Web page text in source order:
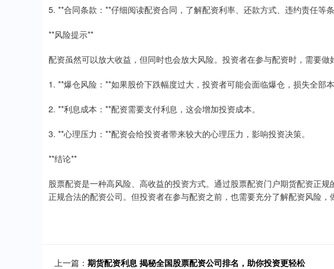
5. **合同条款：**仔细阅读配资合同，了解配资利率、还款方式、违约责任等条
**风险提示**
配资虽然可以放大收益，但同时也会放大风险。投资者在参与配资时，需要做
1. **爆仓风险：**如果股价下跌幅度过大，投资者可能会面临爆仓，损失全部本
2. **利息成本：**配资需要支付利息，这会增加投资成本。
3. **心理压力：**配资会给投资者带来较大的心理压力，影响投资决策。
**结论**
股票配资是一种高风险、高收益的投资方式。通过股票配资门户期货配资正
正规合法的配资公司。但投资者在参与配资之前，也需要充分了解配资风险，
上一篇： 期货配资利息 揭秘全国股票配资公司排名，助你投资更轻松